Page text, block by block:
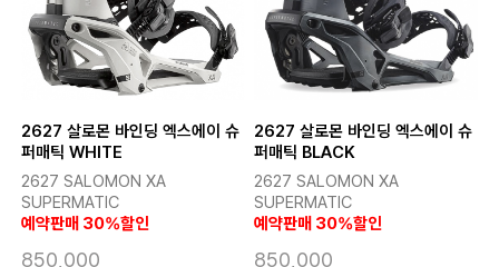
2627 살로몬 바인딩 엑스에이 슈
퍼매틱 WHITE
2627 SALOMON XA
SUPERMATIC
예약판매 30%할인
850,000
2627 살로몬 바인딩 엑스에이 슈
퍼매틱 BLACK
2627 SALOMON XA
SUPERMATIC
예약판매 30%할인
850,000